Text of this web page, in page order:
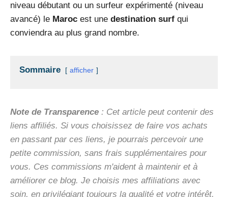
niveau débutant ou un surfeur expérimenté (niveau
avancé) le Maroc est une destination surf qui
conviendra au plus grand nombre.
Sommaire afficher
Note de Transparence : Cet article peut contenir des
liens affiliés. Si vous choisissez de faire vos achats
en passant par ces liens, je pourrais percevoir une
petite commission, sans frais supplémentaires pour
vous. Ces commissions m'aident à maintenir et à
améliorer ce blog. Je choisis mes affiliations avec
soin, en privilégiant toujours la qualité et votre intérêt.